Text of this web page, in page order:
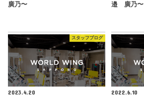
廣乃〜
邉 廣乃〜
スタッフブログ
2023.4.20
2022.6.10